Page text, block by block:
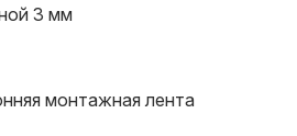
3 мм
монтажная лента